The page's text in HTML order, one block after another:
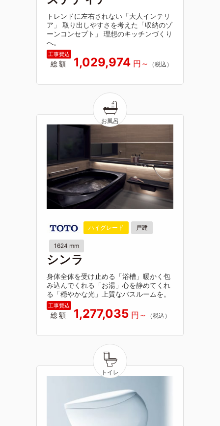
トレンドに左右されない「大人インテリ
ア」 取り出しやすさを考えた「収納のゾ
ーンコンセプト」 理想のキッチンづくり
へ。
総額 1,029,974
ハイグレード 戸建
1624 mm
シンラ
身体全体を受け止める「浴槽」暖かく包
み込んでくれる「お湯」心を静めてくれ
る「穏やかな光」上質なバスルームを。
総額 1,277,035